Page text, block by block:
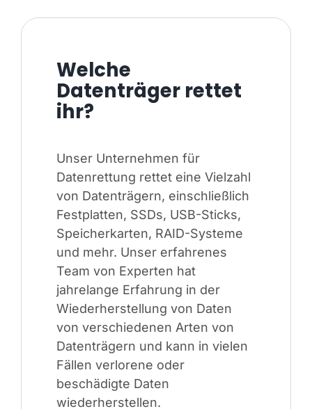
Welche
Datenträger rettet
ihr?
Unser Unternehmen für
Datenrettung rettet eine Vielzahl
von Datenträgern, einschließlich
Festplatten, SSDs, USB-Sticks,
Speicherkarten, RAID-Systeme
und mehr. Unser erfahrenes
Team von Experten hat
jahrelange Erfahrung in der
Wiederherstellung von Daten
von verschiedenen Arten von
Datenträgern und kann in vielen
Fällen verlorene oder
beschädigte Daten
wiederherstellen.